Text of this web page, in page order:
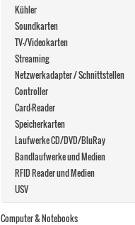
Kühler
Soundkarten
TV-/Videokarten
Streaming
Netzwerkadapter / Schnittstellen
Controller
Card-Reader
Speicherkarten
Laufwerke CD/DVD/BluRay
Bandlaufwerke und Medien
RFID Reader und Medien
USV
Computer & Notebooks